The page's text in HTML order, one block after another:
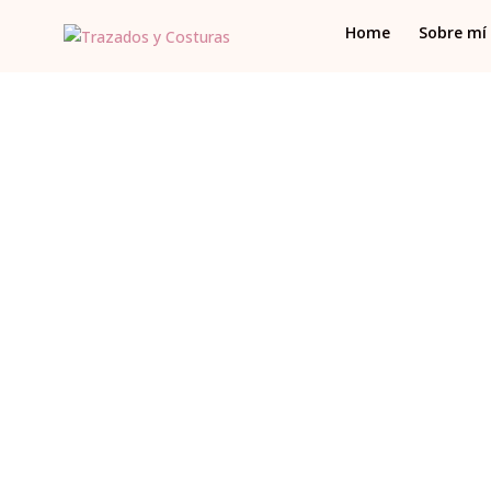
Home Sobre mí